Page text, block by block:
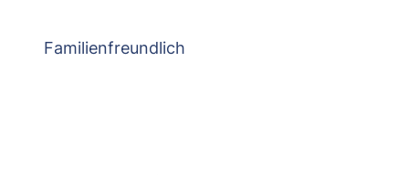
Familienfreundlich